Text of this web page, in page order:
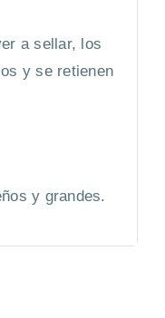
a sellar, los
y se retienen
y grandes.